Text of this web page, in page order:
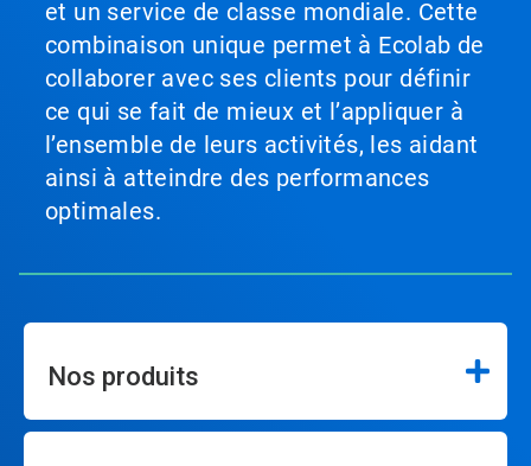
et un service de classe mondiale. Cette
combinaison unique permet à Ecolab de
collaborer avec ses clients pour définir
ce qui se fait de mieux et l’appliquer à
l’ensemble de leurs activités, les aidant
ainsi à atteindre des performances
optimales.
Nos produits